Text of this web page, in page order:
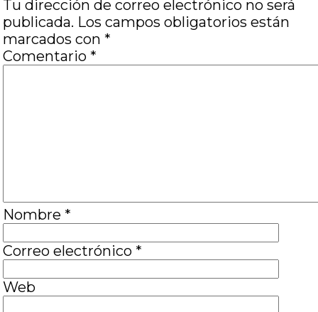
Tu dirección de correo electrónico no será
publicada. Los campos obligatorios están
marcados con *
Comentario *
Nombre *
Correo electrónico *
Web